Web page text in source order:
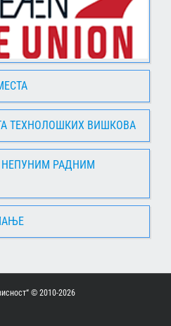
ТЕХНОЛОШКИХ ВИШКОВА
НЕПУНИМ РАДНИМ
© 2010-2026